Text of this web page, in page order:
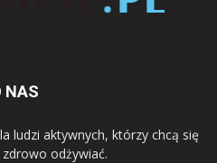
NAS
ludzi aktywnych, którzy chcą się
odżywiać.